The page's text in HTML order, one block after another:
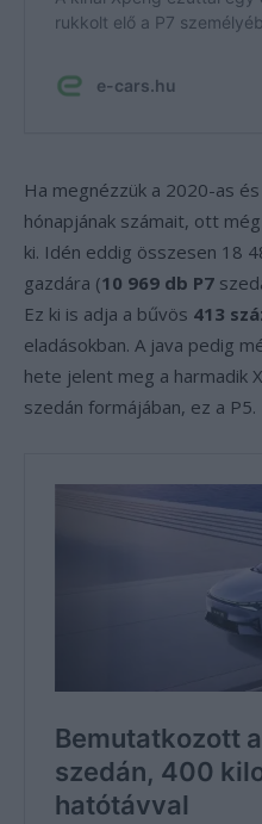
Ha megnézzük a 2020-as
hónapjának számait, ott
ki. Idén eddig összesen 18
gazdára (10 969 db P7
Ez ki is adja a bűvös 413
eladásokban. A java pedig
hete jelent meg a harmadik
szedán formájában, ez a P5.